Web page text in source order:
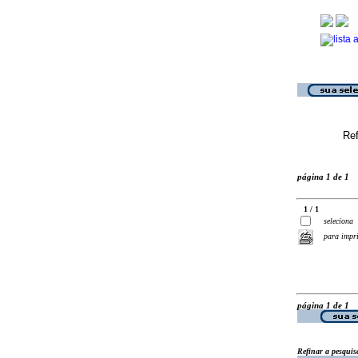
página 1 de 1
1 / 1
seleciona
para
página 1 de 1
Refinar a